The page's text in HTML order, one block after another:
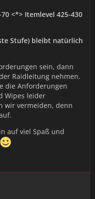
<*> Itemlevel 425-430
Stufe) bleibt natürlich
sein, dann
Raidleitung nehmen.
die Anforderungen
Wipes leider
wir vermeiden, denn
auf viel Spaß und